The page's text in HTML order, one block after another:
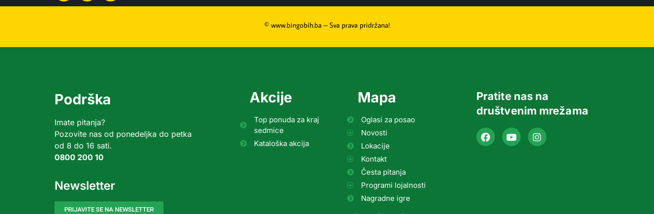
© www.bingobih.ba – Sva prava pridržana!
Podrška
Imate pitanja?
Pozovite nas od ponedeljka do petka
od 8 do 16 sati.
0800 200 10
Newsletter
PRIJAVITE SE NA NEWSLETTER
Akcije
Top ponuda za kraj
sedmice
Kataloška akcija
Mapa
Oglasi za posao
Novosti
Lokacije
Kontakt
Česta pitanja
Programi lojalnosti
Nagradne igre
Pratite nas na
društvenim mrežama